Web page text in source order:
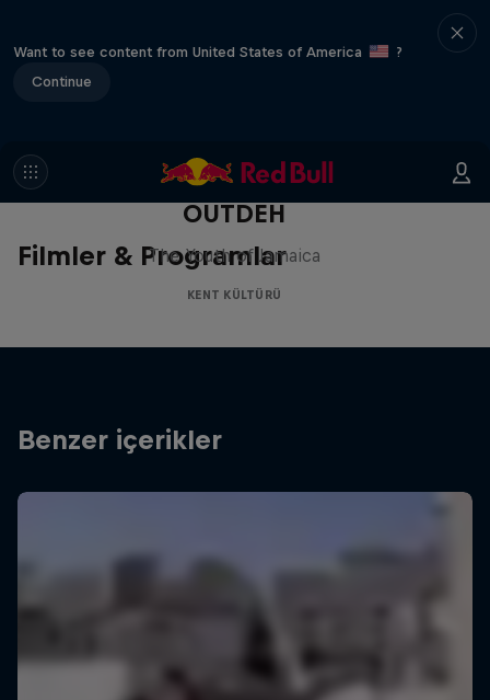
Want to see content from United States of America
?
Continue
Filmler & Programlar
OUTDEH
The Youth of Jamaica
KENT KÜLTÜRÜ
Benzer içerikler